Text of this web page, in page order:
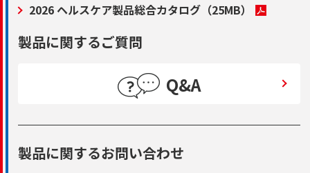
2026 ヘルスケア製品総合カタログ （25MB）
製品に関するご質問
Q&A
製品に関するお問い合わせ